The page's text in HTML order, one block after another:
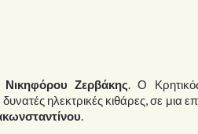
Νικηφόρου Ζερβάκης. Ο
ηλεκτρικές κιθάρες, σε μια
.